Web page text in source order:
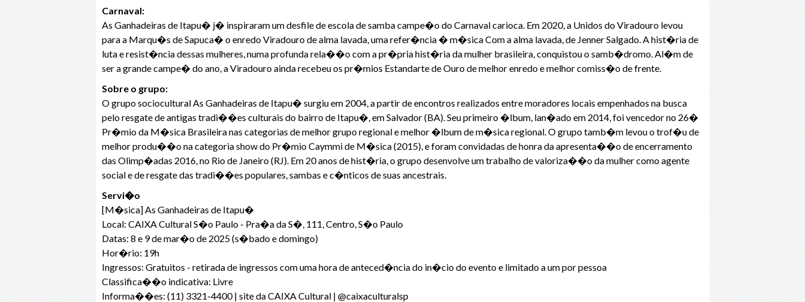
Carnaval:
As Ganhadeiras de Itapu� j� inspiraram um desfile de escola de samba campe�o do Carnaval carioca. Em 2020, a Unidos do Viradouro levou
para a Marqu�s de Sapuca� o enredo Viradouro de alma lavada, uma refer�ncia � m�sica Com a alma lavada, de Jenner Salgado. A hist�ria de
luta e resist�ncia dessas mulheres, numa profunda rela��o com a pr�pria hist�ria da mulher brasileira, conquistou o samb�dromo. Al�m de
ser a grande campe� do ano, a Viradouro ainda recebeu os pr�mios Estandarte de Ouro de melhor enredo e melhor comiss�o de frente.
Sobre o grupo:
O grupo sociocultural As Ganhadeiras de Itapu� surgiu em 2004, a partir de encontros realizados entre moradores locais empenhados na busca
pelo resgate de antigas tradi��es culturais do bairro de Itapu�, em Salvador (BA). Seu primeiro �lbum, lan�ado em 2014, foi vencedor no 26�
Pr�mio da M�sica Brasileira nas categorias de melhor grupo regional e melhor �lbum de m�sica regional. O grupo tamb�m levou o trof�u de
melhor produ��o na categoria show do Pr�mio Caymmi de M�sica (2015), e foram convidadas de honra da apresenta��o de encerramento
das Olimp�adas 2016, no Rio de Janeiro (RJ). Em 20 anos de hist�ria, o grupo desenvolve um trabalho de valoriza��o da mulher como agente
social e de resgate das tradi��es populares, sambas e c�nticos de suas ancestrais.
Servi�o
[M�sica] As Ganhadeiras de Itapu�
Local: CAIXA Cultural S�o Paulo - Pra�a da S�, 111, Centro, S�o Paulo
Datas: 8 e 9 de mar�o de 2025 (s�bado e domingo)
Hor�rio: 19h
Ingressos: Gratuitos - retirada de ingressos com uma hora de anteced�ncia do in�cio do evento e limitado a um por pessoa
Classifica��o indicativa: Livre
Informa��es: (11) 3321-4400 | site da CAIXA Cultural | @caixaculturalsp